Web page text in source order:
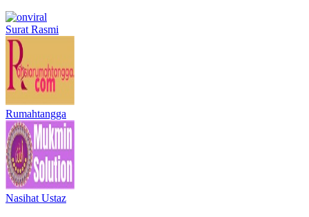
Surat Rasmi
Rumahtangga
Nasihat Ustaz